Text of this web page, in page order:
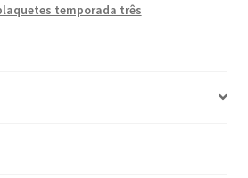
temporada três